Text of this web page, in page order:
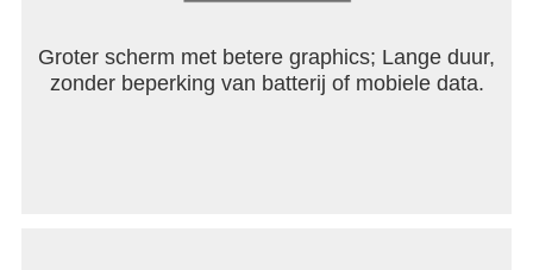
Groter scherm met betere graphics; Lange duur,
zonder beperking van batterij of mobiele data.